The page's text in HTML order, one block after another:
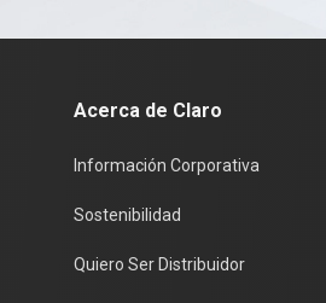
Acerca de Claro
Información Corporativa
Sostenibilidad
Quiero Ser Distribuidor